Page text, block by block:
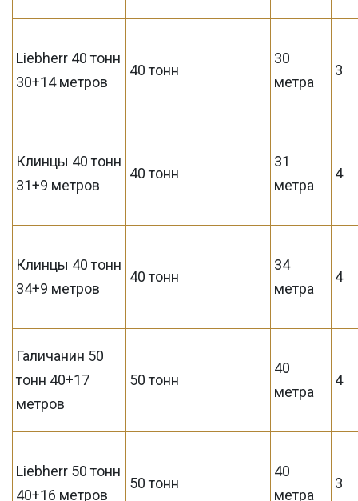
Liebherr 40 тонн
30+14 метров
40 тонн
30
метра
3
Клинцы 40 тонн
31+9 метров
40 тонн
31
метра
4
Клинцы 40 тонн
34+9 метров
40 тонн
34
метра
4
Галичанин 50
тонн 40+17
метров
50 тонн
40
метра
4
Liebherr 50 тонн
40+16 метров
50 тонн
40
метра
3